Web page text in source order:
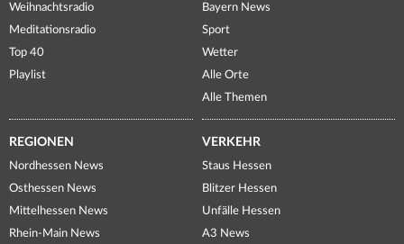
Weihnachtsradio
Meditationsradio
Top 40
Playlist
Bayern News
Sport
Wetter
Alle Orte
Alle Themen
REGIONEN
Nordhessen News
Osthessen News
Mittelhessen News
Rhein-Main News
VERKEHR
Staus Hessen
Blitzer Hessen
Unfälle Hessen
A3 News